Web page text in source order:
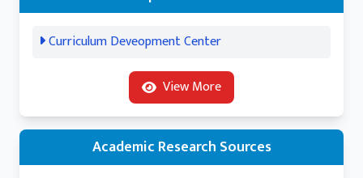
Curriculum Deveopment Center
View More
Academic Research Sources